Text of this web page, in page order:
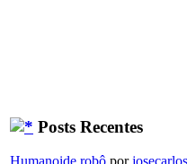
Posts Recentes